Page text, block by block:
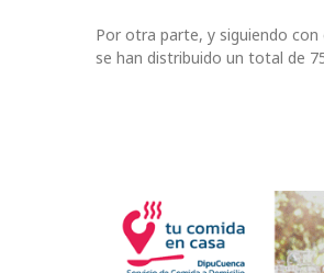
Por otra parte, y siguiendo
se han distribuido un total de